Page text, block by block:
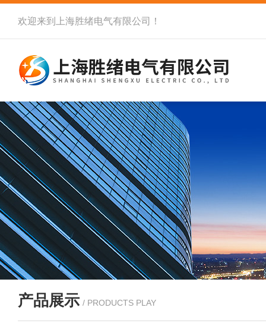
欢迎来到 上海胜绪电气有限公司 ！
产品展示 / PRODUCTS PLAY